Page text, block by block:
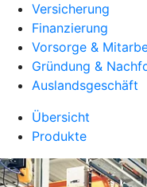
Versicherung
Finanzierung
Vorsorge &
Gründung &
Auslandsgeschäft
Übersicht
Produkte